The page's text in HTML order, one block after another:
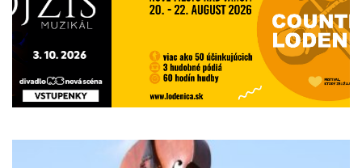
Previous Next